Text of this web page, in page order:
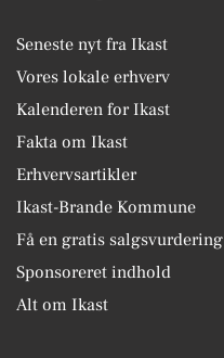
Seneste nyt fra Ikast
Vores lokale erhverv
Kalenderen for Ikast
Fakta om Ikast
Erhvervsartikler
Ikast-Brande Kommune
Få en gratis salgsvurdering
Sponsoreret indhold
Alt om Ikast